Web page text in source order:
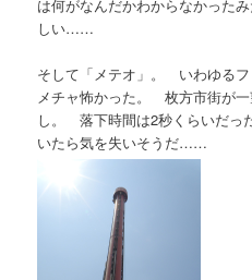
は何がなんだかわからなかった
しい……
そして「メテオ」。 いわゆる
メチャ怖かった。 枚方市街が
し。 落下時間は2秒くらいだっ
いたら気を失いそうだ……